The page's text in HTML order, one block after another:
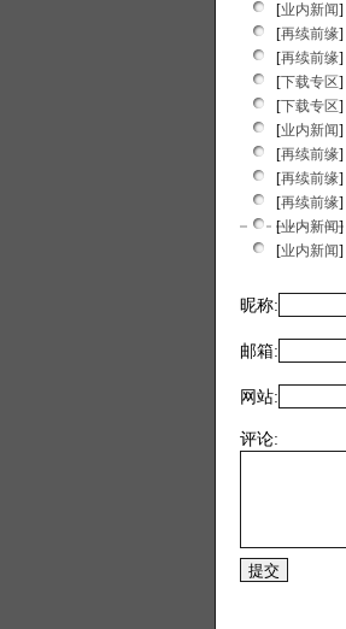
[业内新闻]
[再续前缘]
[再续前缘]
[下载专区]
[下载专区]
[业内新闻]
[再续前缘]
[再续前缘]
[再续前缘]
[业内新闻]
[业内新闻]
昵称:
邮箱:
网站:
评论: